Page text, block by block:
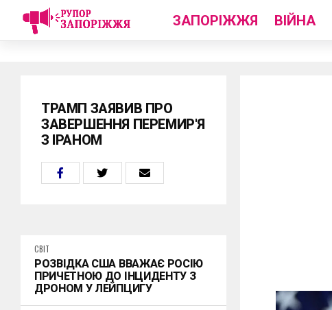
ЗАПОРІЖЖЯ ВІЙНА
ТРАМП ЗАЯВИВ ПРО
ЗАВЕРШЕННЯ ПЕРЕМИР'Я
З ІРАНОМ
СВІТ
РОЗВІДКА США ВВАЖАЄ РОСІЮ
ПРИЧЕТНОЮ ДО ІНЦИДЕНТУ З
ДРОНОМ У ЛЕЙПЦИГУ